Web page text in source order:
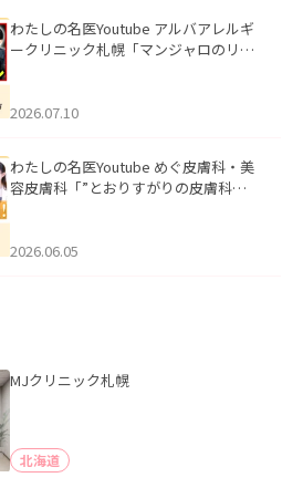
わたしの名医Youtube アルバアレルギ
ークリニック札幌「マンジャロのリア
た。
2026.07.10
わたしの名医Youtube めぐ皮膚科・美
容皮膚科「”とおりすがりの皮膚科
2026.06.05
MJクリニック札幌
北海道